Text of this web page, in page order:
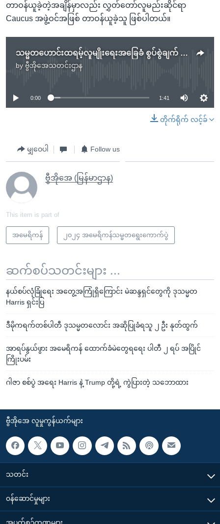
တာဝန်ယူခဲ့တဲ့အချိန်မှာလည်း လွှတ်တော်လူမည်းဆိုင်ရာ
Caucus အဖွဲ့ဝင်အဖြစ် တာဝန်ယူခဲ့သူ ဖြစ်ပါတယ်။
သမ္မတဟောင်းထရမ့်လူမျိုးရေးအခြေခံ စွပ်စွဲချက် ဒုသမ္မတဟဲရစ်တုံ့ပြန်
by ဗွီအိုအေသတင်းဌာန
No media source currently available
0:00 1:41
တိုက်ရိုက် လင့်ခ်
မျှဝေပါ Follow us
ဗွီအိုအေ (မြန်မာဌာန)
This item is part of
အမေရိကန် ၂၀၂၄ အမေရိကန်သမ္မတရွေးကောက်ပွဲ
ဆက်စပ်သတင်းများ ...
နယ်စပ်လုံခြုံရေး အတွေ့အကြုံရှိကြောင်း မဲဆန္ဒရှင်တွေကို ဒုသမ္မတ
Harris ရှင်းပြ
ဒီမိုကရက်တစ်ပါတီ ဒုသမ္မတလောင်း အဆိုပြုခံရသူ ၂ ဦး နုတ်ထွက်
အာရပ်နွယ်ဖွား အမေရိကန် ထောက်ခံမဲတွေရရေး ပါတီ ၂ ရပ် အပြိုင်
ကြိုးပမ်း
ဂါဇာ စစ်ပွဲ အရေး Harris နဲ့ Trump တို့ရဲ့ ကွဲပြားတဲ့ သဘောထား
ဗွီအိုအေ လူမှုကွန်ယက်များ
သတင်း
၀န်ဆောင်မှုများ